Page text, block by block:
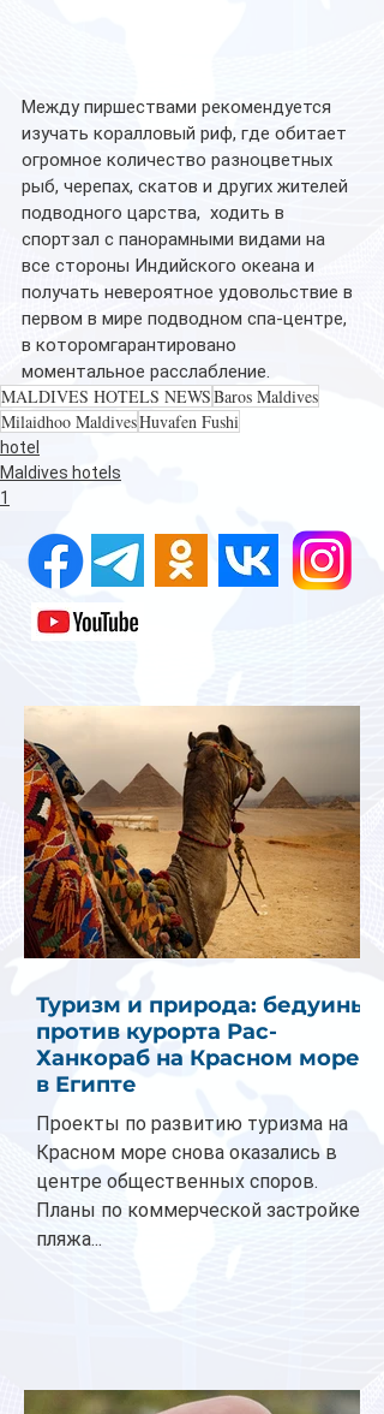
Между пиршествами рекомендуется
изучать коралловый риф, где обитает
огромное количество разноцветных
рыб, черепах, скатов и других жителей
подводного царства,  ходить в
спортзал с панорамными видами на
все стороны Индийского океана и
получать невероятное удовольствие в
первом в мире подводном спа-центре,
в которомгарантировано
моментальное расслабление.
MALDIVES HOTELS NEWSBaros Maldives
Milaidhoo MaldivesHuvafen Fushi
hotel
Maldives hotels
1
Туризм и природа: бедуины
против курорта Рас-
Ханкораб на Красном море
в Египте
Проекты по развитию туризма на
Красном море снова оказались в
центре общественных споров.
Планы по коммерческой застройке
пляжа...